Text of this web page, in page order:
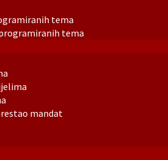
tema
tema
mandat